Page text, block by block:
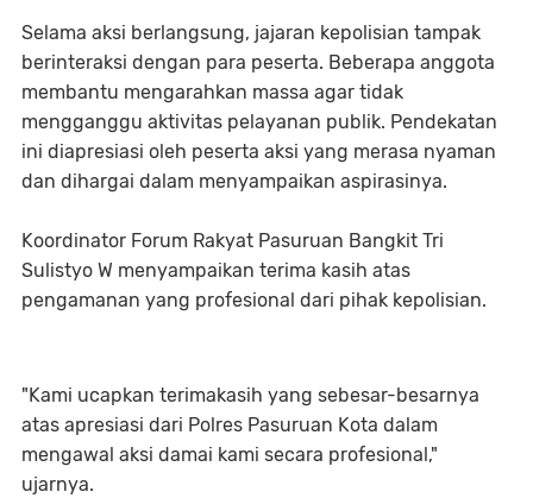
Selama aksi berlangsung, jajaran kepolisian tampak
berinteraksi dengan para peserta. Beberapa anggota
membantu mengarahkan massa agar tidak
mengganggu aktivitas pelayanan publik. Pendekatan
ini diapresiasi oleh peserta aksi yang merasa nyaman
dan dihargai dalam menyampaikan aspirasinya.
Koordinator Forum Rakyat Pasuruan Bangkit Tri
Sulistyo W menyampaikan terima kasih atas
pengamanan yang profesional dari pihak kepolisian.
"Kami ucapkan terimakasih yang sebesar-besarnya
atas apresiasi dari Polres Pasuruan Kota dalam
mengawal aksi damai kami secara profesional,"
ujarnya.